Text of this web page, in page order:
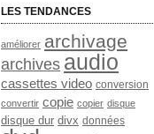
LES TENDANCES
améliorer archivage
archives audio
cassettes video conversion
convertir copie copier disque
disque dur divx données